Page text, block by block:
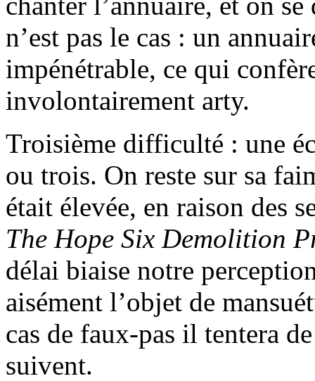
n’est pas le cas : un
impénétrable, ce qui
involontairement arty.
Troisième difficulté : une
ou trois. On reste sur sa
était élevée, en raison des
The Hope Six Demolition
délai biaise notre
aisément l’objet de
cas de faux-pas il tentera
suivent.